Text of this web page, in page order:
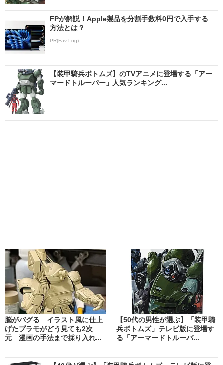
FPが解説！Apple製品を分割手数料0円で入手する
方法とは？
PR(Fav-Log)
【装甲騎兵ボトムズ】のTVアニメに登場する「アー
マードトルーパー」人気ランキング...
脳がバグる イラスト風に仕上
げたプラモがどう見ても2次
元 漫画の手法まで採り入れ...
【50代の男性が選ぶ】「装甲騎
兵ボトムズ」テレビ版に登場す
る「アーマードトルーパ...